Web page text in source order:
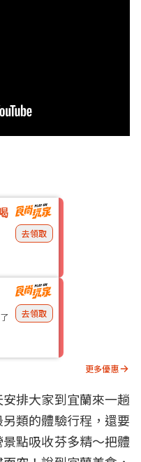
去領取
去領取
更多優惠
排大家到宜蘭來一趟
類的體驗行程，還要
點吸收芬多精～把體